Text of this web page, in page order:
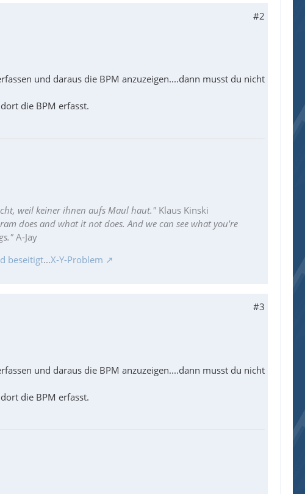
#2
und daraus die BPM anzuzeigen....dann musst du nicht
die BPM erfasst.
weil keiner ihnen aufs Maul haut." Klaus Kinski
does and what it not does. And we can see what you're
A-Jay
beseitigt...X-Y-Problem
#3
und daraus die BPM anzuzeigen....dann musst du nicht
die BPM erfasst.